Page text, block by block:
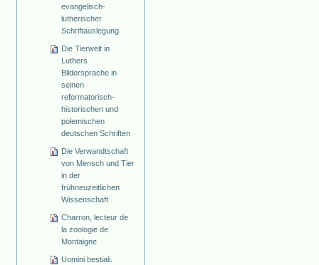
evangelisch-
lutherischer
Schriftauslegung
Die Tierwelt in
Luthers
Bildersprache in
seinen
reformatorisch-
historischen und
polemischen
deutschen Schriften
Die Verwandtschaft
von Mensch und Tier
in der
frühneuzeitlichen
Wissenschaft
Charron, lecteur de
la zoologie de
Montaigne
Uomini bestiali.